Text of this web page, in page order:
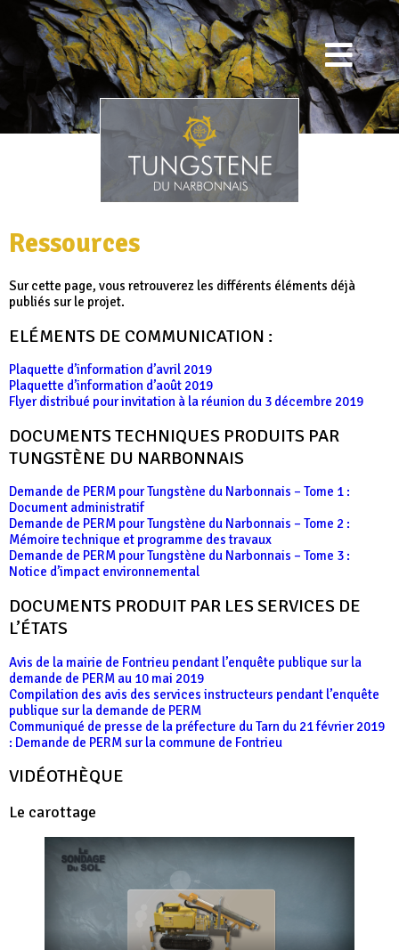
Ressources
Sur cette page, vous retrouverez les différents éléments déjà
publiés sur le projet.
ELÉMENTS DE COMMUNICATION :
Plaquette d’information d’avril 2019
Plaquette d’information d’août 2019
Flyer distribué pour invitation à la réunion du 3 décembre 2019
DOCUMENTS TECHNIQUES PRODUITS PAR
TUNGSTÈNE DU NARBONNAIS
Demande de PERM pour Tungstène du Narbonnais – Tome 1 :
Document administratif
Demande de PERM pour Tungstène du Narbonnais – Tome 2 :
Mémoire technique et programme des travaux
Demande de PERM pour Tungstène du Narbonnais – Tome 3 :
Notice d’impact environnemental
DOCUMENTS PRODUIT PAR LES SERVICES DE
L’ÉTATS
Avis de la mairie de Fontrieu pendant l’enquête publique sur la
demande de PERM au 10 mai 2019
Compilation des avis des services instructeurs pendant l’enquête
publique sur la demande de PERM
Communiqué de presse de la préfecture du Tarn du 21 février 2019
: Demande de PERM sur la commune de Fontrieu
VIDÉOTHÈQUE
Le carottage